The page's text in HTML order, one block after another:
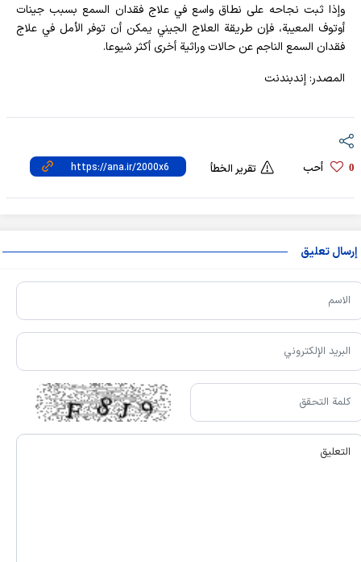
وإذا ثبت نجاحه على نطاق واسع في علاج فقدان السمع بسبب جينات
أوتوف المعيبة، فإن طريقة العلاج الجيني يمكن أن توفر الأمل في علاج
فقدان السمع الناجم عن حالات وراثية أخرى أكثر شيوعا.
المصدر: إندبندنت
0 أحب تقرير الخطأ
إرسال تعليق